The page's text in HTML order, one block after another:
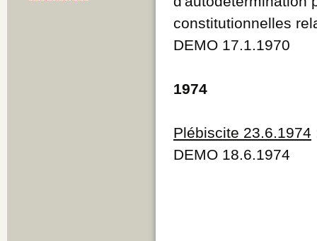
constitutionnelles
DEMO 17.1.1970
1974
Plébiscite 23.6.1974
DEMO 18.6.1974